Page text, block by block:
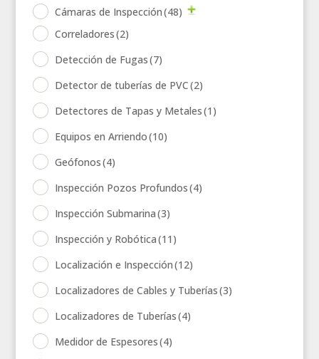
Cámaras de Inspección(48)
Correladores(2)
Detección de Fugas(7)
Detector de tuberías de PVC(2)
Detectores de Tapas y Metales(1)
Equipos en Arriendo(10)
Geófonos(4)
Inspección Pozos Profundos(4)
Inspección Submarina(3)
Inspección y Robótica(11)
Localización e Inspección(12)
Localizadores de Cables y Tuberías(3)
Localizadores de Tuberías(4)
Medidor de Espesores(4)